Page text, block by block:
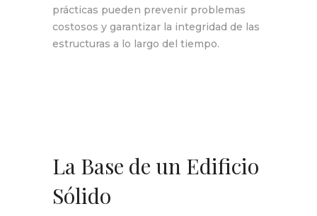
prácticas pueden prevenir problemas
costosos y garantizar la integridad de las
estructuras a lo largo del tiempo.
La Base de un Edificio
Sólido